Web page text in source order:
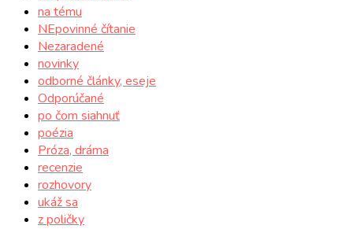
na tému
NEpovinné čítanie
Nezaradené
novinky
odborné články, eseje
Odporúčané
po čom siahnuť
poézia
Próza, dráma
recenzie
rozhovory
ukáž sa
z poličky